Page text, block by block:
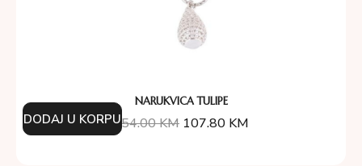
NARUKVICA TULIPE
154.00KM 107.80 KM
DODAJ U KORPU